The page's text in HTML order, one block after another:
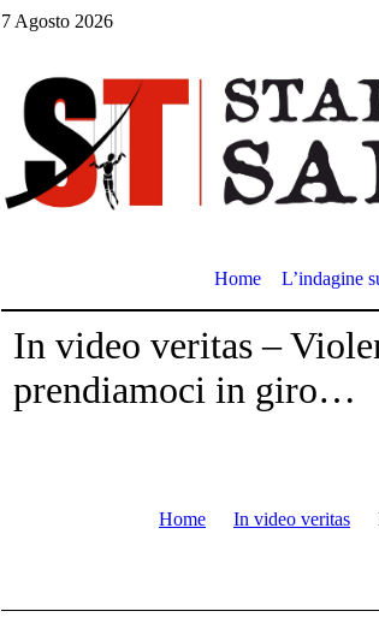
7 Agosto 2026
Home L’indagine
In video veritas –
prendiamoci in giro…
Home In video veritas